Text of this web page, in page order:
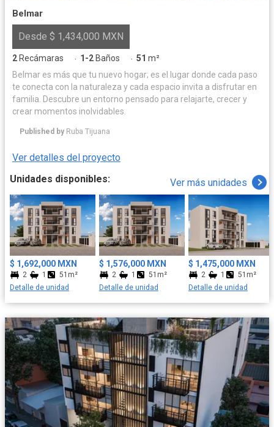
Belmar
Desde $ 1,434,000 MXN
2 Recámaras · 1-2 Baños · 51 m²
Belmar es más que tu nuevo hogar; es el lugar donde cada paso
te conecta con la naturaleza y cada espacio invita a disfrutar en
familia. Descubre un entorno pensado para relajarte, crecer y
crear momentos inolvidables.
Published by Ruba Tijuana
Ver detalles del proyecto
Unidades disponibles:
Ver más unidades
$ 1,692,000 MXN
2 1
51m²
Detalle de unidad
$ 1,576,000 MXN
2 1
51m²
Detalle de unidad
$ 1,475,000 MXN
2 1
51m²
Detalle de unidad